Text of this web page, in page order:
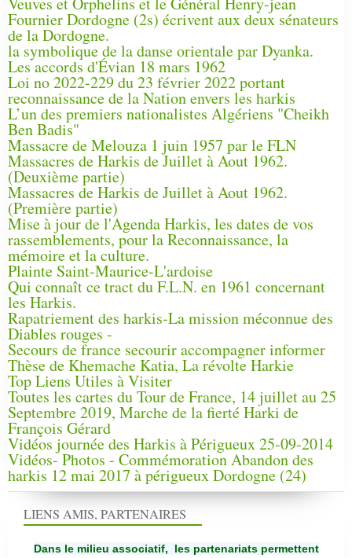
Fournier Dordogne (2s) écrivent aux deux sénateurs
de la Dordogne.
la symbolique de la danse orientale par Dyanka.
Les accords d'Évian 18 mars 1962
Loi no 2022-229 du 23 février 2022 portant
reconnaissance de la Nation envers les harkis
L’un des premiers nationalistes Algériens "Cheikh
Ben Badis"
Massacre de Melouza 1 juin 1957 par le FLN
Massacres de Harkis de Juillet à Aout 1962.
(Deuxième partie)
Massacres de Harkis de Juillet à Aout 1962.
(Première partie)
Mise à jour de l'Agenda Harkis, les dates de vos
rassemblements, pour la Reconnaissance, la
mémoire et la culture.
Plainte Saint-Maurice-L'ardoise
Qui connaît ce tract du F.L.N. en 1961 concernant
les Harkis.
Rapatriement des harkis-La mission méconnue des
Diables rouges -
Secours de france secourir accompagner informer
Thèse de Khemache Katia, La révolte Harkie
Top Liens Utiles à Visiter
Toutes les cartes du Tour de France, 14 juillet au 25
Septembre 2019, Marche de la fierté Harki de
François Gérard
Vidéos journée des Harkis à Périgueux 25-09-2014
Vidéos- Photos - Commémoration Abandon des
harkis 12 mai 2017 à périgueux Dordogne (24)
LIENS AMIS, PARTENAIRES
Dans le milieu associatif, les partenariats permettent